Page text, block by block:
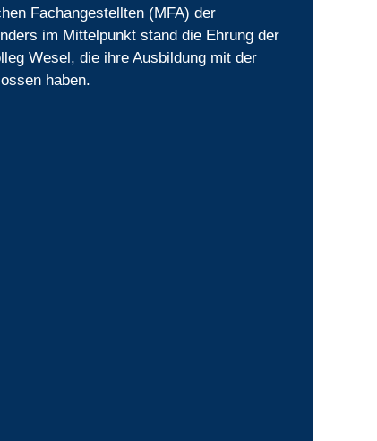
Fachangestellten (MFA) der
im Mittelpunkt stand die Ehrung der
Wesel, die ihre Ausbildung mit der
haben.